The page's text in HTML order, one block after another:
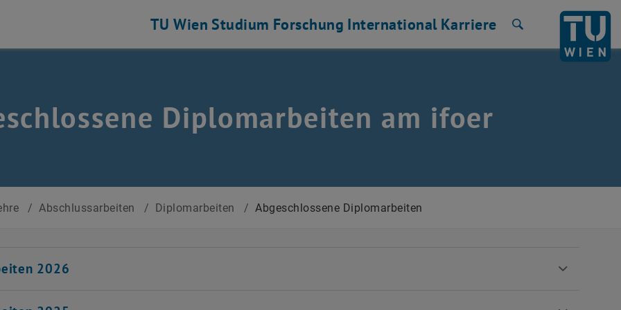
TU Wien Studium Forschung International Karriere
Diplomarbeiten am ifoer
/ Abschlussarbeiten / Diplomarbeiten / Abgeschlossene Diplomarbeiten
2026